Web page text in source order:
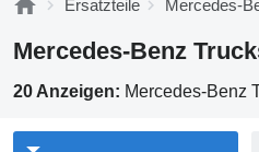
Ersatzteile Mercedes-
Mercedes-Benz
20 Anzeigen: Mercedes-Benz